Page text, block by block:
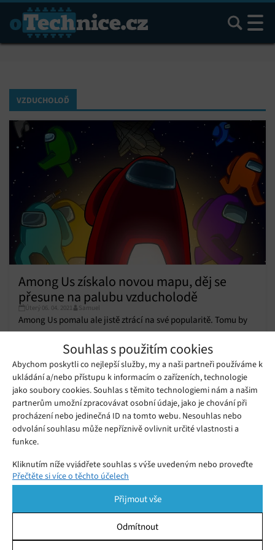
Souhlas s použitím cookies
Abychom poskytli co nejlepší služby, my a naši partneři používáme k
ukládání a/nebo přístupu k informacím o zařízeních, technologie
jako soubory cookies. Souhlas s těmito technologiemi nám a našim
partnerům umožní zpracovávat osobní údaje, jako je chování při
procházení nebo jedinečná ID na tomto webu. Nesouhlas nebo
odvolání souhlasu může nepříznivě ovlivnit určité vlastnosti a
funkce.
Kliknutím níže vyjádřete souhlas s výše uvedeným nebo proveďte
podrobnější rozhodnutí. Vaše volby budou použity pouze na tomto
pomocí přepínačů v Zásadách cookies nebo kliknutím na tlačítko
Spravovat souhlas ve spodní části obrazovky.
Přečtěte si více o těchto účelech
Přijmout vše
Odmítnout
Hledat
VZDUCHOLOĎ
Among Us získalo novou mapu, děj se
přesune na palubu vzducholodě
Úterý 06. 04. 2021 Samuel
Among Us pomalu ale jistě ztrácí na své popularitě. Tomu by
Vývojáři Among US prosí fanoušky o
strpení. Na změnách a vylepšeních se
pracuje, jen chvíli trvají
Čtvrtek 21. 01. 2021 Redakce
Společnost Hybrid Air Vehicles plánuje